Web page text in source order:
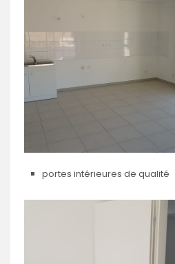
portes intérieures de qualité